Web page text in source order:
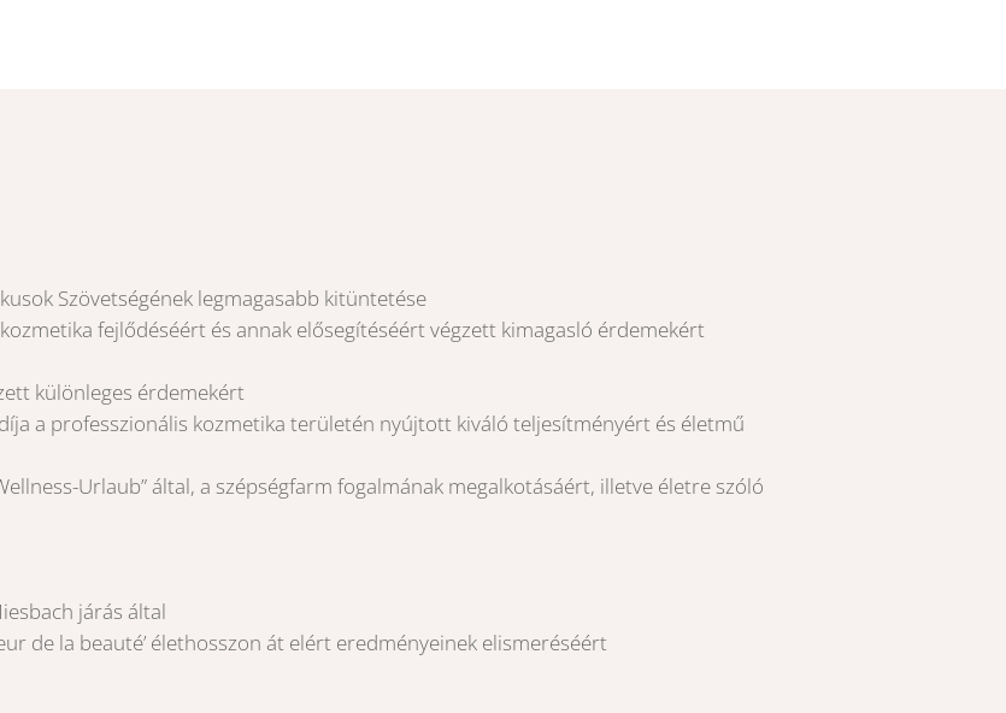
Szövetségének legmagasabb kitüntetése
fejlődéséért és annak elősegítéséért végzett kimagasló érdemekért
különleges érdemekért
a professzionális kozmetika területén nyújtott kiváló teljesítményért és életmű
Urlaub” által, a szépségfarm fogalmának megalkotásáért, illetve életre szóló
járás által
de la beauté’ élethosszon át elért eredményeinek elismeréséért